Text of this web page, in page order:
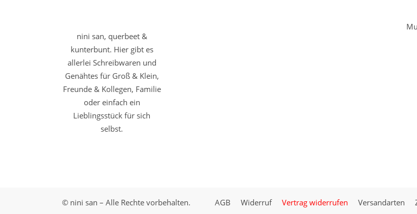
nini san, querbeet &
kunterbunt. Hier gibt es
allerlei Schreibwaren und
Genähtes für Groß & Klein,
Freunde & Kollegen, Familie
oder einfach ein
Lieblingsstück für sich
selbst.
Versandarten
Vertrag widerrufen
Widerruf
AGB
© nini san – Alle Rechte vorbehalten.